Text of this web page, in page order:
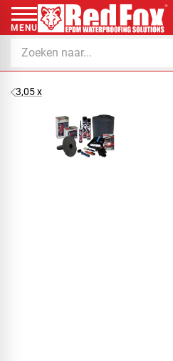
MENU
3,05 x